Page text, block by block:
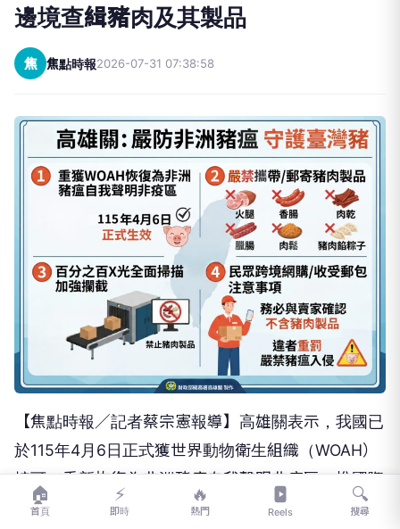
邊境查緝豬肉及其製品
焦 焦點時報2026-07-31 07:38:58
【焦點時報／記者蔡宗憲報導】高雄關表示，我國已
於115年4月6日正式獲世界動物衛生組織（WOAH）
核可，重新恢復為非洲豬瘟自我聲明非疫區。惟國際
非洲豬瘟疫情依舊嚴峻，不論是出國旅遊攜帶、網路
🏠
首頁
⚡
即時
🔥
熱門 Reels
🔍
搜尋